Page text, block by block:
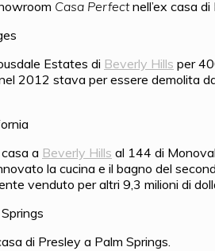
Casa Perfectnell’ex casa
Estates di Beverly Hills per
2012 stava per essere demolita
a Beverly Hills al 144 di
la cucina e il bagno del
venduto per altri 9,3 milioni di
di Presley a Palm Springs.